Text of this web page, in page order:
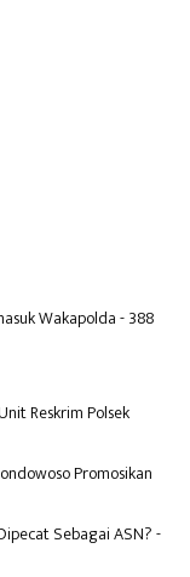
Wakapolda- 388
Reskrim Polsek
Promosikan
Sebagai ASN?-